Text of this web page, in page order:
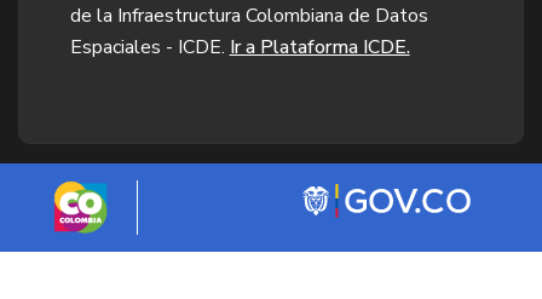
de la Infraestructura Colombiana de Datos
Espaciales - ICDE. Ir a Plataforma ICDE.